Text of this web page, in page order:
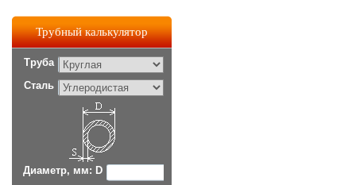
Трубный калькулятор
Труба
Сталь
Диаметр, мм: D